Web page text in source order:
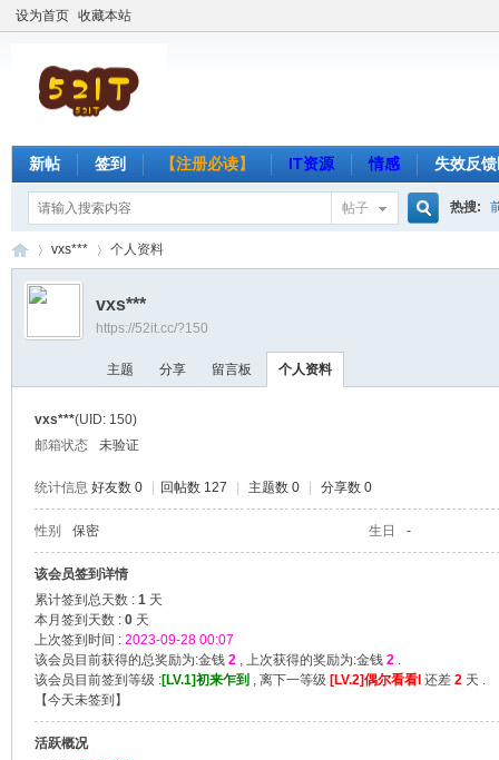
设为首页 收藏本站
新帖 签到 【注册必读】 IT资源 情感 失效反
帖子 热搜:
›
vxs*** 个人资料
vxs***
https://52it.cc/?150
主题 分享 留言板 个人资料
vxs***(UID: 150)
邮箱状态
未验证
统计信息 好友数 0 回帖数 127 主题数 0 分享数 0
性别 保密 生日 -
该会员签到详情
累计签到总天数 : 1天
本月签到天数 : 0天
上次签到时间 : 2023-09-28 00:07
该会员目前获得的总奖励为:金钱 2, 上次获得的奖励为:金钱 2.
该会员目前签到等级 :[LV.1]初来乍到 , 离下一等级 [LV.2]偶尔看看I 还差 2天 .
【今天未签到 】
活跃概况